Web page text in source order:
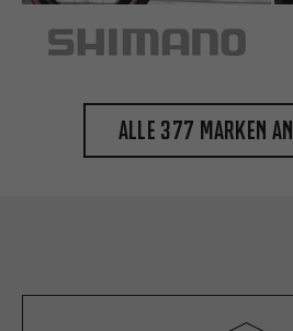
Alle 377 Marken